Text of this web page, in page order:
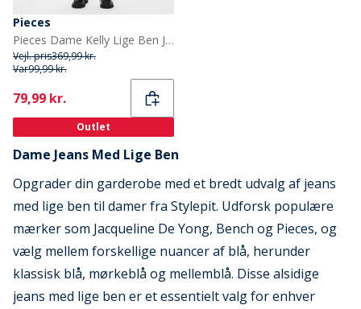
Pieces
Pieces Dame Kelly Lige Ben Jeans Medium Blue Denim
Vejl. pris369,99 kr.
Var99,99 kr.
Current
79,99 kr.
Outlet
Dame Jeans Med Lige Ben
Opgrader din garderobe med et bredt udvalg af jeans
med lige ben til damer fra Stylepit. Udforsk populære
mærker som Jacqueline De Yong, Bench og Pieces, og
vælg mellem forskellige nuancer af blå, herunder
klassisk blå, mørkeblå og mellemblå. Disse alsidige
jeans med lige ben er et essentielt valg for enhver